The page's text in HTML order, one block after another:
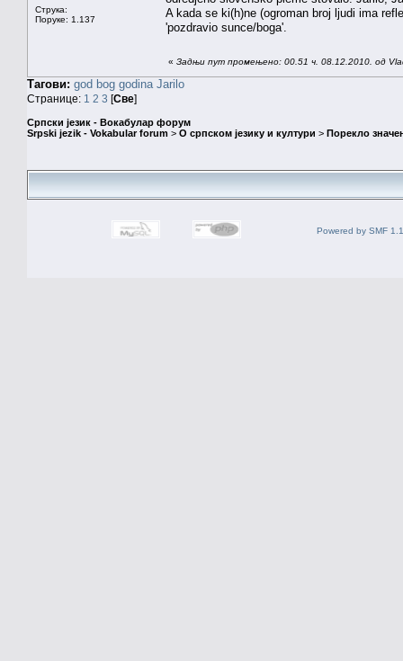
Струка:
Поруке: 1.137
A kada se ki(h)ne (ogroman broj ljudi ima
'pozdravio sunce/boga'.
« Задњи пут промењено: 00.51 ч. 08.12.2010. од
Тагови: god bog godina Jarilo
Странице: 1 2 3 [Све]
Српски језик - Вокабулар форум
Srpski jezik - Vokabular forum > О српском језику и култури > Порекло
Powered by SMF